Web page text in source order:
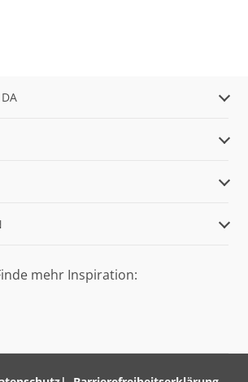
mehr Inspiration: